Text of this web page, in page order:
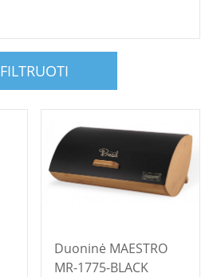
FILTRUOTI
Duoninė MAESTRO
MR-1775-BLACK